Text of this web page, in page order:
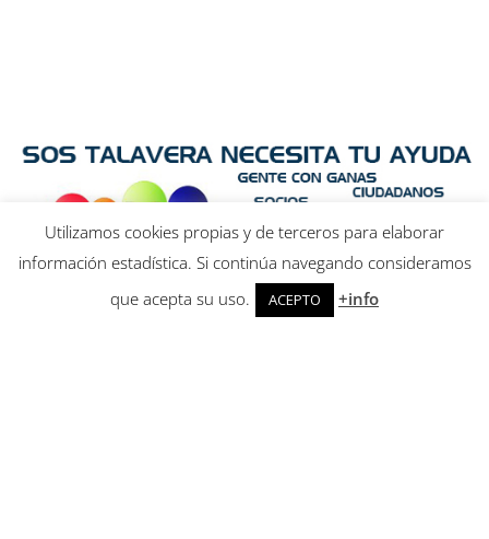
Utilizamos cookies propias y de terceros para elaborar
información estadística. Si continúa navegando consideramos
que acepta su uso.
ACEPTO +info